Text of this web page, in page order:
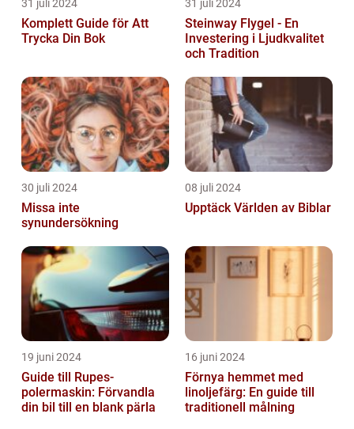
31 juli 2024
Komplett Guide för Att
Trycka Din Bok
31 juli 2024
Steinway Flygel - En
Investering i Ljudkvalitet
och Tradition
30 juli 2024
Missa inte
synundersökning
08 juli 2024
Upptäck Världen av Biblar
19 juni 2024
Guide till Rupes-
polermaskin: Förvandla
din bil till en blank pärla
16 juni 2024
Förnya hemmet med
linoljefärg: En guide till
traditionell målning